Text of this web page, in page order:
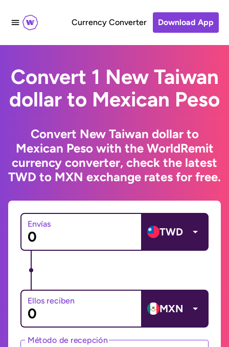
Currency Converter Download App
Convert 1 New Taiwan
dollar to Mexican Peso
Convert New Taiwan dollar to
Mexican Peso with the WorldRemit
currency converter, check the latest
TWD to MXN exchange rates for free.
Envías
TWD
Ellos reciben
MXN
Método de recepción